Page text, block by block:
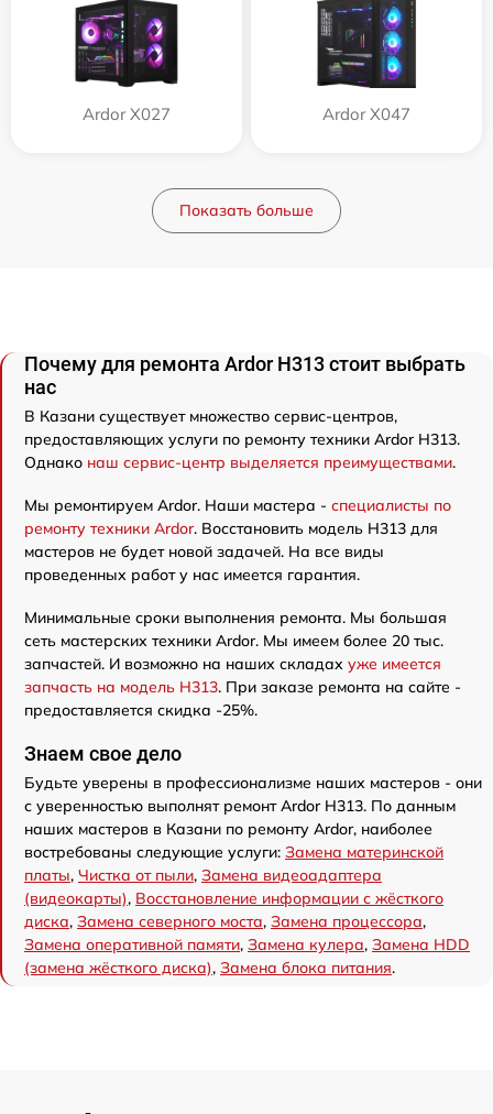
Ardor X027 Ardor X047
Показать больше
Почему для ремонта Ardor H313 стоит выбрать
нас
В Казани существует множество сервис-центров,
предоставляющих услуги по ремонту техники Ardor H313.
Однако наш сервис-центр выделяется преимуществами.
Мы ремонтируем Ardor. Наши мастера - специалисты по
ремонту техники Ardor. Восстановить модель H313 для
мастеров не будет новой задачей. На все виды
проведенных работ у нас имеется гарантия.
Минимальные сроки выполнения ремонта. Мы большая
сеть мастерских техники Ardor. Мы имеем более 20 тыс.
запчастей. И возможно на наших складах уже имеется
запчасть на модель H313. При заказе ремонта на сайте -
предоставляется скидка -25%.
Знаем свое дело
Будьте уверены в профессионализме наших мастеров - они
с уверенностью выполнят ремонт Ardor H313. По данным
наших мастеров в Казани по ремонту Ardor, наиболее
востребованы следующие услуги: Замена материнской
платы, Чистка от пыли, Замена видеоадаптера
(видеокарты), Восстановление информации с жёсткого
диска, Замена северного моста, Замена процессора,
Замена оперативной памяти, Замена кулера, Замена HDD
(замена жёсткого диска), Замена блока питания.